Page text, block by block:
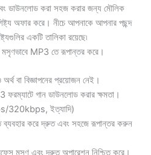
ডাউনলোড করা সহজ করার জন্য মৌলিক
অফার করে। নীচে আপনাকে আপনার পছন্দ
একটি তালিকা রয়েছে৷
MP3 তে রূপান্তর করে।
বা বিজ্ঞাপনের প্রয়োজন নেই।
ফরম্যাটে গান ডাউনলোড করার ক্ষমতা।
ইত্যাদি)
ব্যবহার করে দ্রুত এবং সহজে রূপান্তর করুন
মসৃণ এবং দ্রুত অপারেশন নিশ্চিত করে।